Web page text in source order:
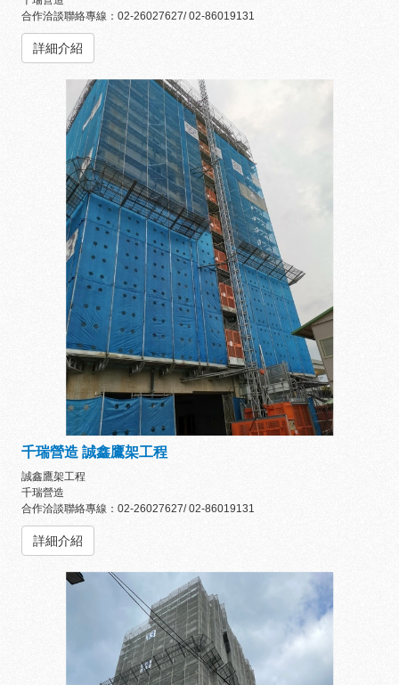
合作洽談聯絡專線：02-26027627/ 02-86019131
詳細介紹
千瑞營造 誠鑫鷹架工程
誠鑫鷹架工程
千瑞營造
合作洽談聯絡專線：02-26027627/ 02-86019131
詳細介紹